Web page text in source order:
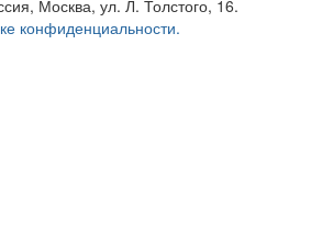
Москва, ул. Л. Толстого, 16.
конфиденциальности.